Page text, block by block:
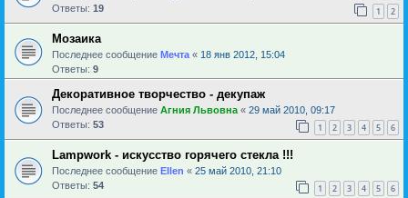
Ответы: 19 1 2
Мозаика
Последнее сообщение Мечта « 18 янв 2012, 15:04
Ответы: 9
Декоративное творчество - декупаж
Последнее сообщение Агния Львовна « 29 май 2010, 09:17
Ответы: 53 1 2 3 4 5 6
Lampwork - искусство горячего стекла !!!
Последнее сообщение Ellen « 25 май 2010, 21:10
Ответы: 54 1 2 3 4 5 6